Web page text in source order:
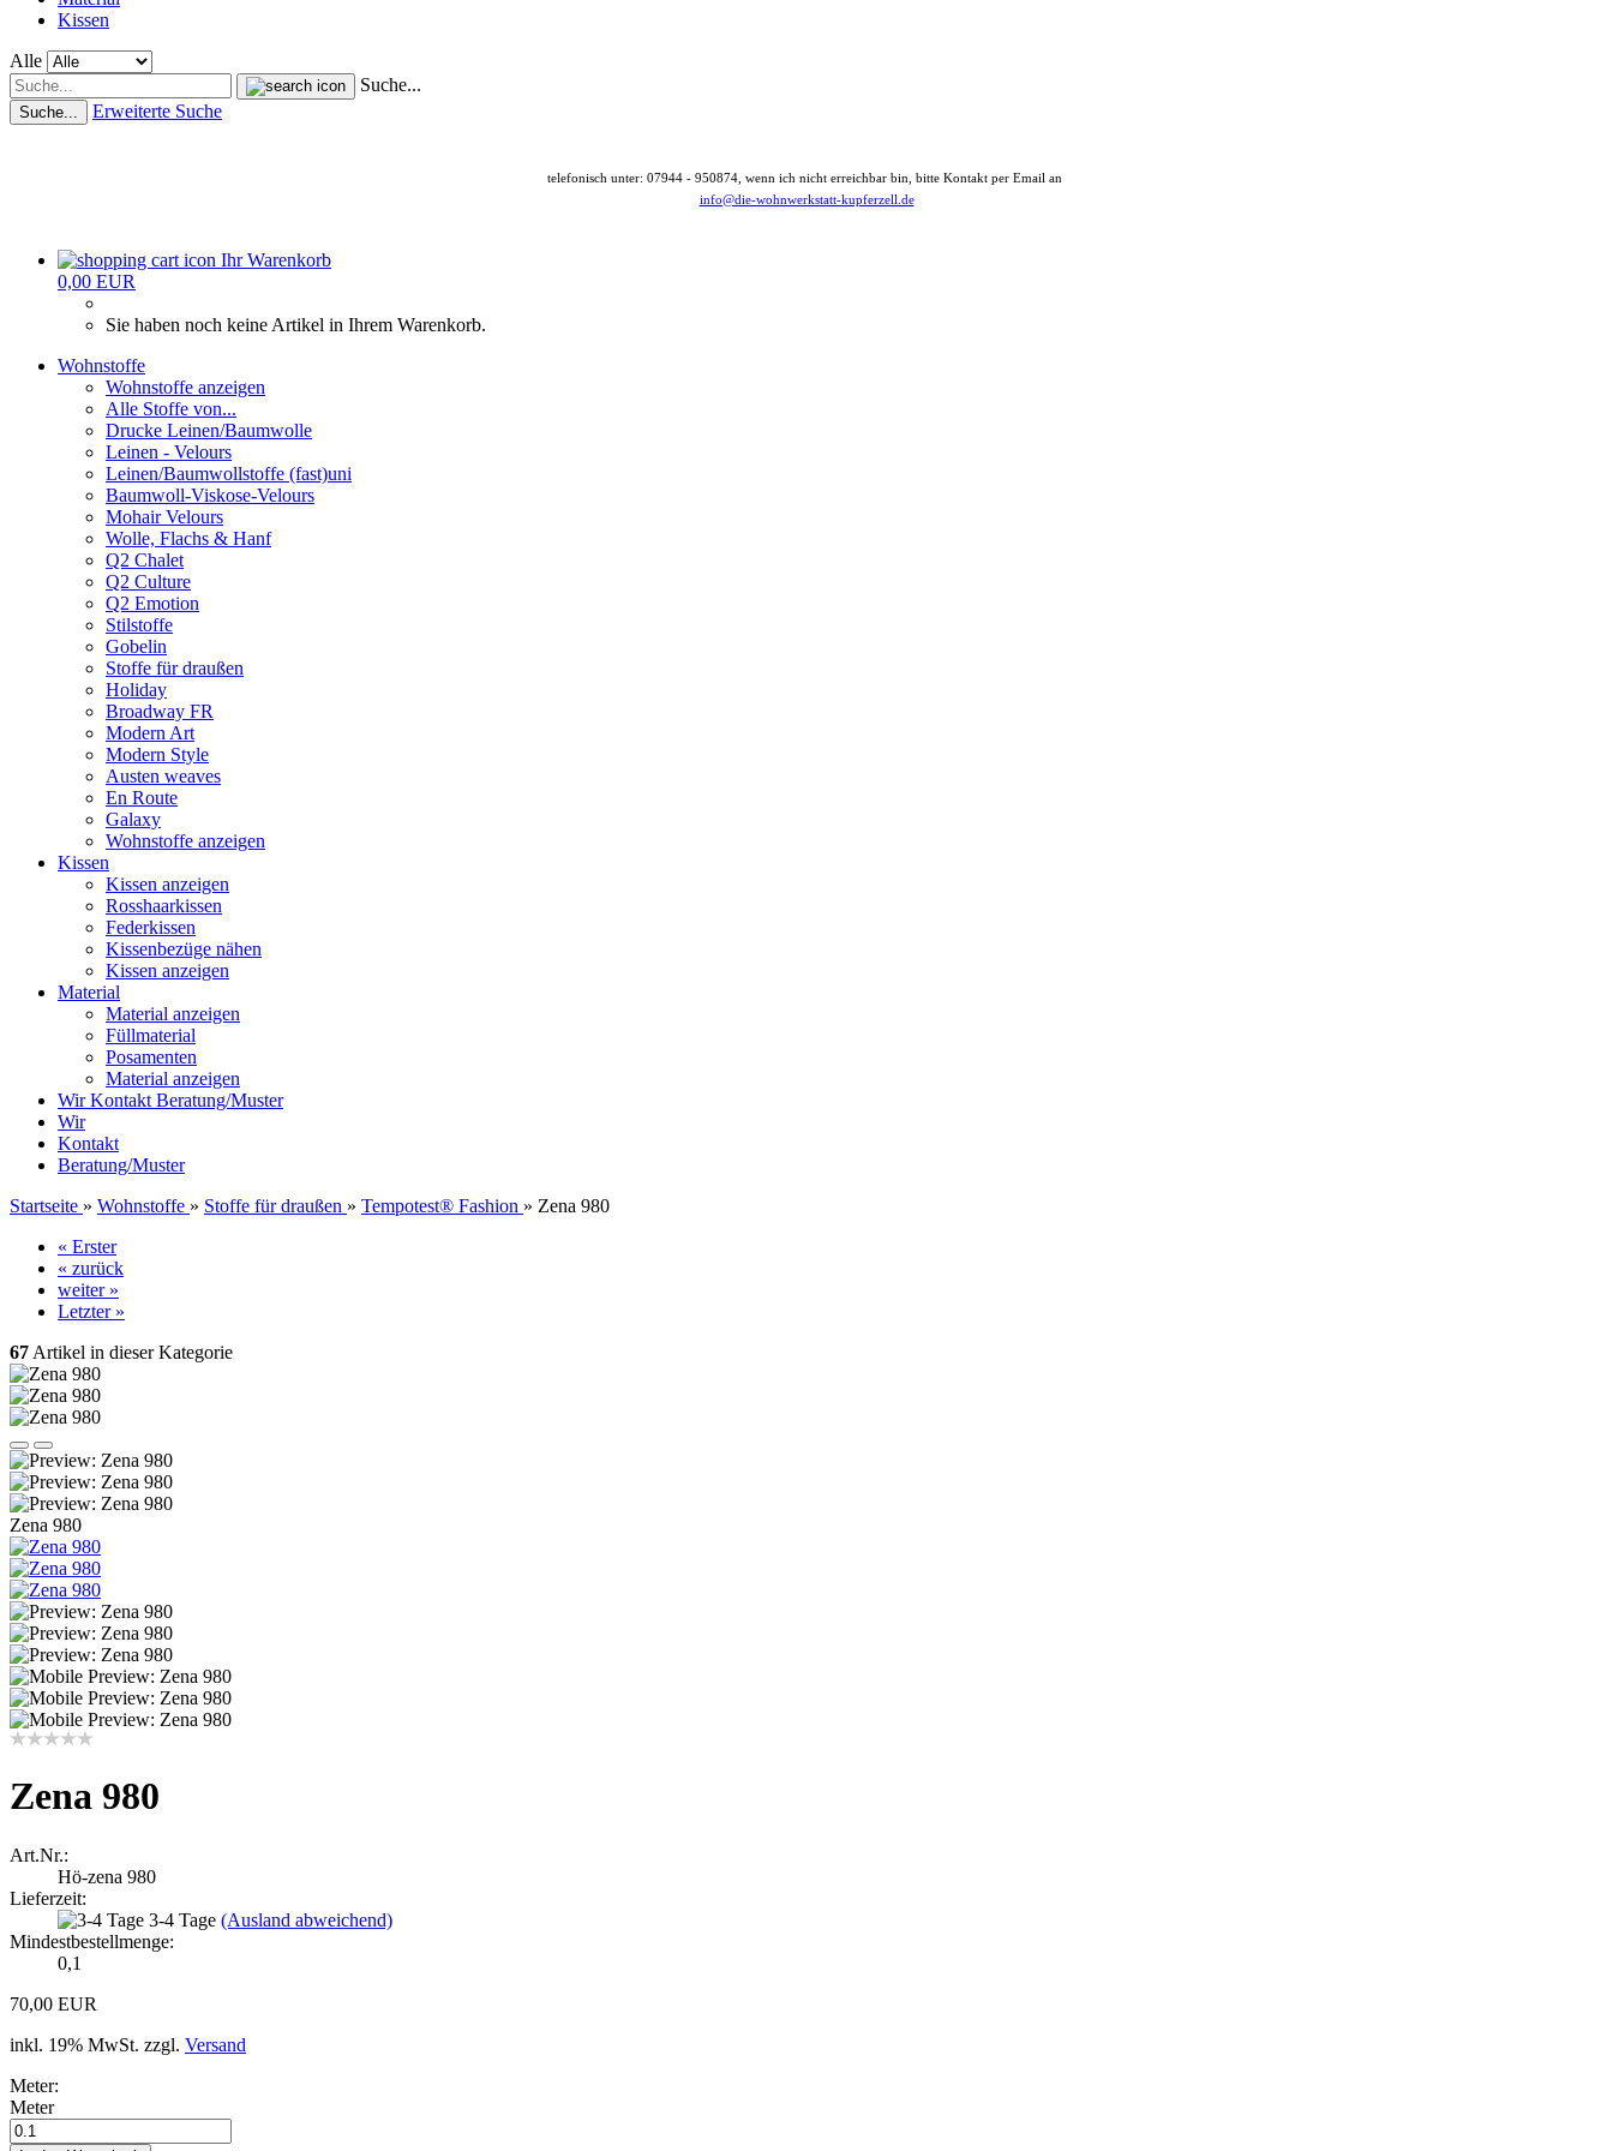
Kissen
Alle
Suche...
Suche... Erweiterte Suche
telefonisch unter: 07944 - 950874, wenn ich nicht erreichbar bin, bitte Kontakt per Email an
info@die-wohnwerkstatt-kupferzell.de
Ihr Warenkorb
0,00 EUR
Sie haben noch keine Artikel in Ihrem Warenkorb.
Wohnstoffe
Wohnstoffe anzeigen
Alle Stoffe von...
Drucke Leinen/Baumwolle
Leinen - Velours
Leinen/Baumwollstoffe (fast)uni
Baumwoll-Viskose-Velours
Mohair Velours
Wolle, Flachs & Hanf
Q2 Chalet
Q2 Culture
Q2 Emotion
Stilstoffe
Gobelin
Stoffe für draußen
Holiday
Broadway FR
Modern Art
Modern Style
Austen weaves
En Route
Galaxy
Wohnstoffe anzeigen
Kissen
Kissen anzeigen
Rosshaarkissen
Federkissen
Kissenbezüge nähen
Kissen anzeigen
Material
Material anzeigen
Füllmaterial
Posamenten
Material anzeigen
WirKontakt Beratung/Muster
Wir
Kontakt
Beratung/Muster
Startseite » Wohnstoffe » Stoffe für draußen » Tempotest® Fashion » Zena 980
« Erster
« zurück
weiter »
Letzter »
67 Artikel in dieser Kategorie
Zena 980
Zena 980
Art.Nr.:
Hö-zena 980
Lieferzeit:
3-4 Tage (Ausland abweichend)
Mindestbestellmenge:
0,1
70,00 EUR
inkl. 19% MwSt. zzgl. Versand
Meter:
Meter